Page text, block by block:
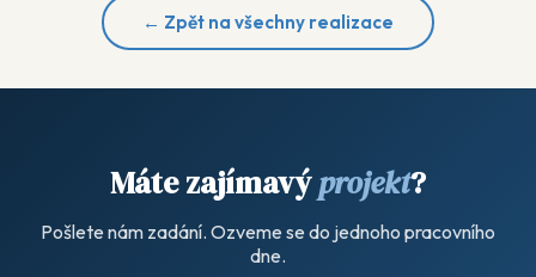
← Zpět na všechny realizace
Máte zajímavýprojekt?
Pošlete nám zadání. Ozveme se do jednoho pracovního
dne.